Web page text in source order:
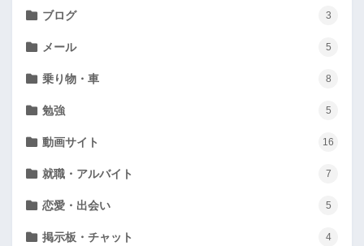
ブログ 3
メール 5
乗り物・車 8
勉強 5
動画サイト 16
就職・アルバイト 7
恋愛・出会い 5
掲示板・チャット 4